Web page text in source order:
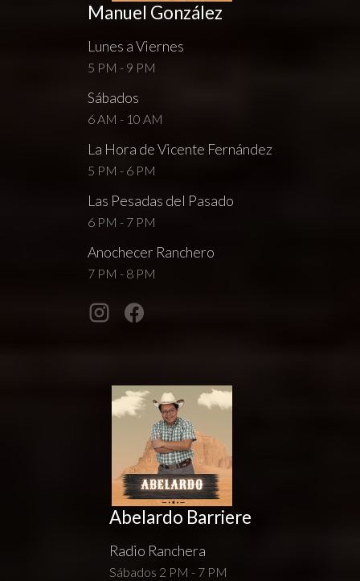
Manuel González
Lunes a Viernes
5 PM - 9 PM
Sábados
6 AM - 10 AM
La Hora de Vicente Fernández
5 PM - 6 PM
Las Pesadas del Pasado
6 PM - 7 PM
Anochecer Ranchero
7 PM - 8 PM
Abelardo Barriere
Radio Ranchera
Sábados 2 PM - 7 PM